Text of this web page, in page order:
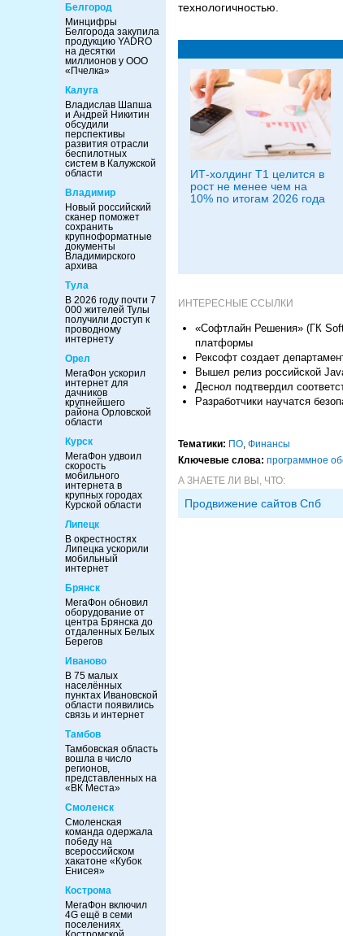
Белгород
Минцифры
Белгорода закупила
продукцию YADRO
на десятки
миллионов у ООО
«Пчелка»
Калуга
Владислав Шапша
и Андрей Никитин
обсудили
перспективы
развития отрасли
беспилотных
систем в Калужской
области
Владимир
Новый российский
сканер поможет
сохранить
крупноформатные
документы
Владимирского
архива
Тула
В 2026 году почти 7
000 жителей Тулы
получили доступ к
проводному
интернету
Орел
МегаФон ускорил
интернет для
дачников
крупнейшего
района Орловской
области
Курск
МегаФон удвоил
скорость
мобильного
интернета в
крупных городах
Курской области
Липецк
В окрестностях
Липецка ускорили
мобильный
интернет
Брянск
МегаФон обновил
оборудование от
центра Брянска до
отдаленных Белых
Берегов
Иваново
В 75 малых
населённых
пунктах Ивановской
области появились
связь и интернет
Тамбов
Тамбовская область
вошла в число
регионов,
представленных на
«ВК Места»
Смоленск
Смоленская
команда одержала
победу на
всероссийском
хакатоне «Кубок
Енисея»
Кострома
МегаФон включил
4G ещё в семи
поселениях
технологичностью.
ИТ-холдинг Т1 целится в
рост не менее чем на
10% по итогам 2026 года
ИНТЕРЕСНЫЕ ССЫЛКИ
«Софтлайн Решения» (ГК
платформы
Рексофт создает
Вышел релиз российской
Деснол подтвердил
Разработчики научатся
Тематики: ПО, Финансы
Ключевые слова: программное
А ЗНАЕТЕ ЛИ ВЫ, ЧТО:
Продвижение сайтов Спб